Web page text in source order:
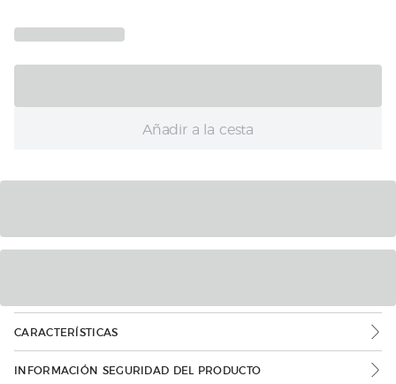
Añadir a la cesta
CARACTERÍSTICAS
INFORMACIÓN SEGURIDAD DEL PRODUCTO